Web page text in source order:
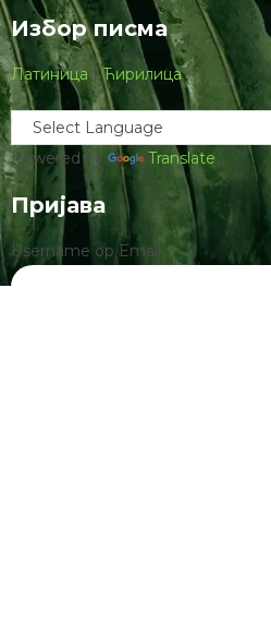
Избор писма
Латиница |Ћирилица
Powered by Translate
Пријава
Username ор Email